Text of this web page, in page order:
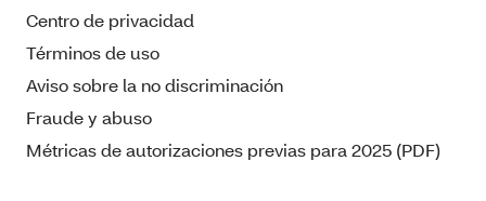
Centro de privacidad
Términos de uso
Aviso sobre la no discriminación
Fraude y abuso
Métricas de autorizaciones previas para 2025 (PDF)